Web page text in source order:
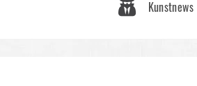
Kunstnews